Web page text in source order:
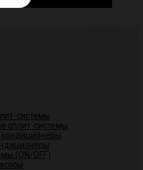
системы
сплит-системы
(ON/OFF)